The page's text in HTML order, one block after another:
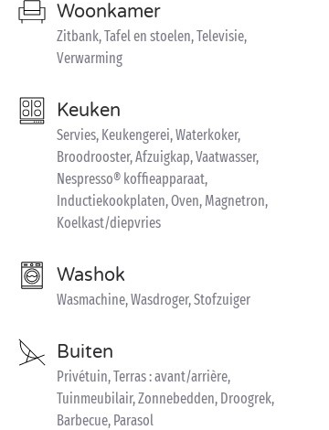
Woonkamer
Zitbank, Tafel en stoelen, Televisie,
Verwarming
Keuken
Servies, Keukengerei, Waterkoker,
Broodrooster, Afzuigkap, Vaatwasser,
Nespresso® koffieapparaat,
Inductiekookplaten, Oven, Magnetron,
Koelkast/diepvries
Washok
Wasmachine, Wasdroger, Stofzuiger
Buiten
Privétuin, Terras : avant/arrière,
Tuinmeubilair, Zonnebedden, Droogrek,
Barbecue, Parasol